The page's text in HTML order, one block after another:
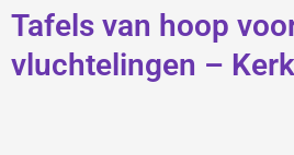
Tafels van hoop
vluchtelingen –